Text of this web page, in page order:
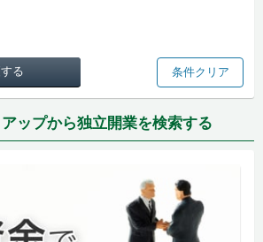
る 条件クリア
ップから独立開業を検索する